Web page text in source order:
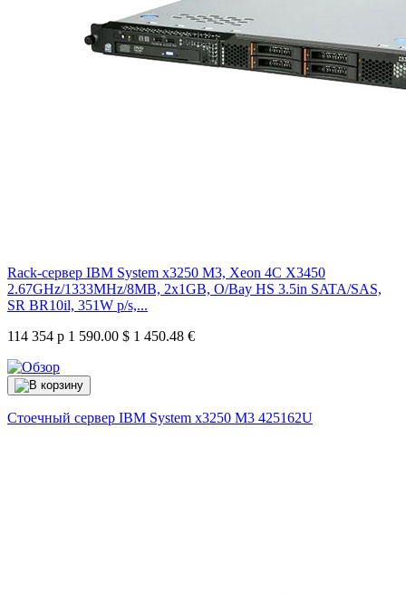
Rack-сервер IBM System x3250 M3, Xeon 4C X3450
2.67GHz/1333MHz/8MB, 2x1GB, O/Bay HS 3.5in SATA/SAS,
SR BR10il, 351W p/s,...
114 354 р 1 590.00 $ 1 450.48 €
Стоечный сервер IBM System x3250 M3 425162U